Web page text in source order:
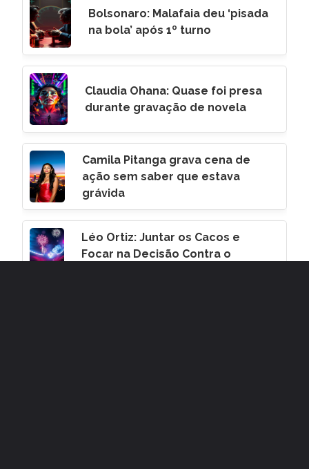
Bolsonaro: Malafaia deu ‘pisada
na bola’ após 1º turno
Claudia Ohana: Quase foi presa
durante gravação de novela
Camila Pitanga grava cena de
ação sem saber que estava
grávida
Léo Ortiz: Juntar os Cacos e
Focar na Decisão Contra o